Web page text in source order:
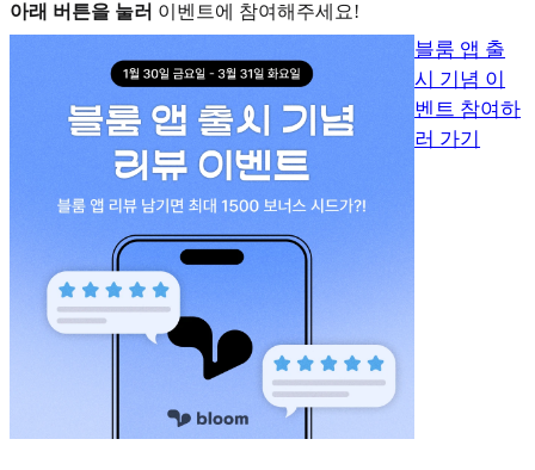
아래 버튼을 눌러 이벤트에 참여해주세요!
블룸 앱 출
시 기념 이
벤트 참여하
러 가기